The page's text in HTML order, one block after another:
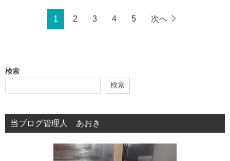
1 2 3 4 5 次へ
検索
検索
当ブログ管理人 あおき